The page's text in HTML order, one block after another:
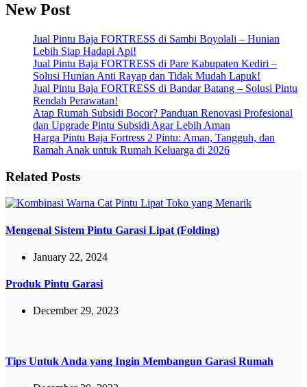
New Post
Jual Pintu Baja FORTRESS di Sambi Boyolali – Hunian
Lebih Siap Hadapi Api!
Jual Pintu Baja FORTRESS di Pare Kabupaten Kediri –
Solusi Hunian Anti Rayap dan Tidak Mudah Lapuk!
Jual Pintu Baja FORTRESS di Bandar Batang – Solusi Pintu
Rendah Perawatan!
Atap Rumah Subsidi Bocor? Panduan Renovasi Profesional
dan Upgrade Pintu Subsidi Agar Lebih Aman
Harga Pintu Baja Fortress 2 Pintu: Aman, Tangguh, dan
Ramah Anak untuk Rumah Keluarga di 2026
Related Posts
Mengenal Sistem Pintu Garasi Lipat (Folding)
January 22, 2024
Produk Pintu Garasi
December 29, 2023
Tips Untuk Anda yang Ingin Membangun Garasi Rumah